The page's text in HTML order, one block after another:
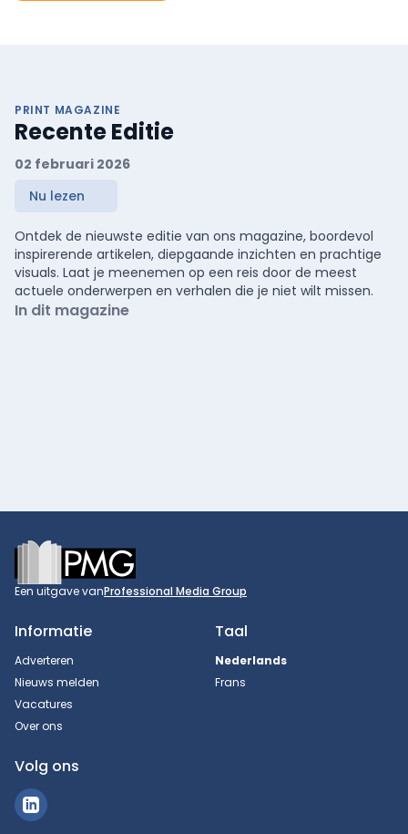
PRINT MAGAZINE
Recente Editie
02 februari 2026
Nu lezen
Ontdek de nieuwste editie van ons magazine, boordevol
inspirerende artikelen, diepgaande inzichten en prachtige
visuals. Laat je meenemen op een reis door de meest
actuele onderwerpen en verhalen die je niet wilt missen.
In dit magazine
Footer
Een uitgave vanProfessional Media Group
Informatie
Adverteren
Nieuws melden
Vacatures
Over ons
Taal
Nederlands
Frans
Volg ons